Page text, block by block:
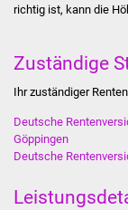
richtig ist, kann die
Zuständige
Ihr zuständiger
Deutsche
Göppingen
Deutsche